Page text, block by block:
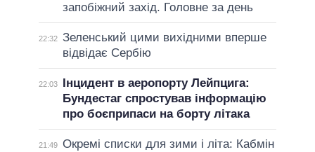
запобіжний захід. Головне за день
22:32 Зеленський цими вихідними вперше
відвідає Сербію
22:03
Інцидент в аеропорту Лейпцига:
Бундестаг спростував інформацію
про боєприпаси на борту літака
21:49 Окремі списки для зими і літа: Кабмін